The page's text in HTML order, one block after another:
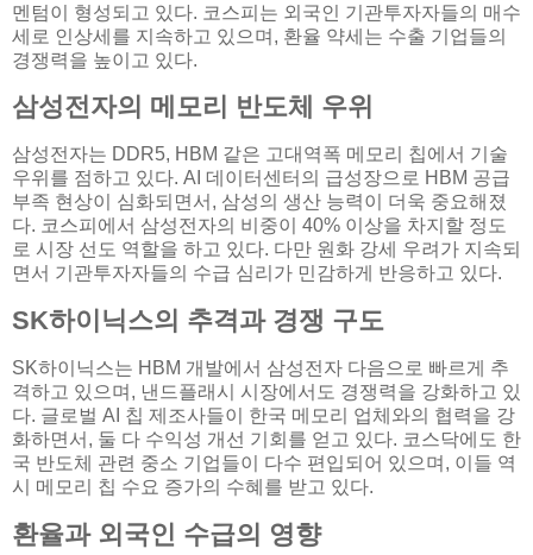
멘텀이 형성되고 있다. 코스피는 외국인 기관투자자들의 매수
세로 인상세를 지속하고 있으며, 환율 약세는 수출 기업들의
경쟁력을 높이고 있다.
삼성전자의 메모리 반도체 우위
삼성전자는 DDR5, HBM 같은 고대역폭 메모리 칩에서 기술
우위를 점하고 있다. AI 데이터센터의 급성장으로 HBM 공급
부족 현상이 심화되면서, 삼성의 생산 능력이 더욱 중요해졌
다. 코스피에서 삼성전자의 비중이 40% 이상을 차지할 정도
로 시장 선도 역할을 하고 있다. 다만 원화 강세 우려가 지속되
면서 기관투자자들의 수급 심리가 민감하게 반응하고 있다.
SK하이닉스의 추격과 경쟁 구도
SK하이닉스는 HBM 개발에서 삼성전자 다음으로 빠르게 추
격하고 있으며, 낸드플래시 시장에서도 경쟁력을 강화하고 있
다. 글로벌 AI 칩 제조사들이 한국 메모리 업체와의 협력을 강
화하면서, 둘 다 수익성 개선 기회를 얻고 있다. 코스닥에도 한
국 반도체 관련 중소 기업들이 다수 편입되어 있으며, 이들 역
시 메모리 칩 수요 증가의 수혜를 받고 있다.
환율과 외국인 수급의 영향